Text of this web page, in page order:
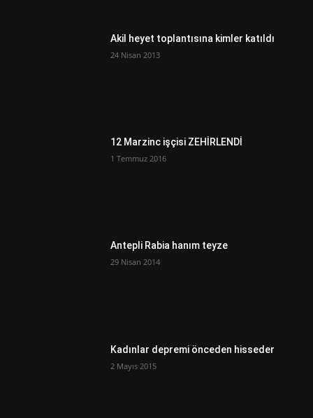
Akil heyet toplantısına kimler katıldı
24 Nisan 2013
12 Marzinc işçisi ZEHİRLENDİ
1 Temmuz 2016
Antepli Rabia hanım teyze
29 Nisan 2014
Kadınlar depremi önceden hisseder
2 Mayıs 2015